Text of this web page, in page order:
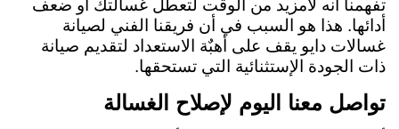
تفهمنا أنه لامزيد من الوقت لتعطل غسالتك أو ضعف
أدائها. هذا هو السبب في أن فريقنا الفني لصيانة
غسالات دايو يقف على أهبٌة الاستعداد لتقديم صيانة
ذات الجودة الإستثنائية التي تستحقها.
تواصل معنا اليوم لإصلاح الغسالة